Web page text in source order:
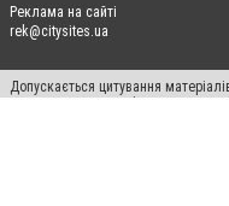
Реклама на сайті
rek@citysites.ua
Допускається цитування
пошукових систем